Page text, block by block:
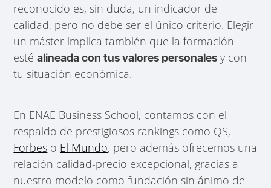
reconocido es, sin duda, un indicador de
calidad, pero no debe ser el único criterio. Elegir
un máster implica también que la formación
estéalineada con tus valores personales y con
tu situación económica.
En ENAE Business School, contamos con el
respaldo de prestigiosos rankings como QS,
Forbes o El Mundo, pero además ofrecemos una
relación calidad-precio excepcional, gracias a
nuestro modelo como fundación sin ánimo de